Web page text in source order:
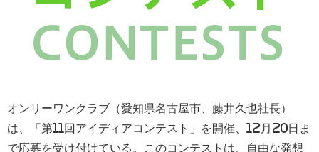
オンリーワンクラブ（愛知県名古屋市、藤井久也社長）
は、「第11回アイディアコンテスト」を開催、12月20日ま
で応募を受け付けている。このコンテストは、自由な発想